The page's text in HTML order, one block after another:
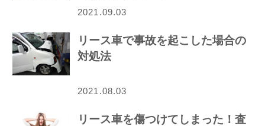
2021.09.03
リース車で事故を起こした場合の
対処法
2021.08.03
リース車を傷つけてしまった！査